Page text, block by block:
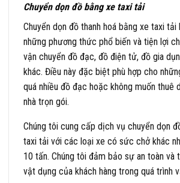
Chuyển dọn đồ bằng xe taxi tải
Chuyển dọn đồ thanh hoá bằng xe taxi
những phương thức phổ biến và tiện lợi
vận chuyển đồ đạc, đồ điện tử, đồ gia
khác. Điều này đặc biệt phù hợp cho
quá nhiều đồ đạc hoặc không muốn thuê
nhà trọn gói.
Chúng tôi cung cấp dịch vụ chuyển dọn
taxi tải với các loại xe có sức chở khác
10 tấn. Chúng tôi đảm bảo sự an toàn và
vật dụng của khách hàng trong quá trình